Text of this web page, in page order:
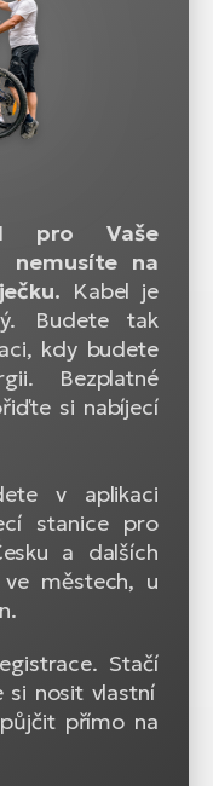
pro Vaše
nemusíte na
Kabel je
Budete tak
kdy budete
Bezplatné
si nabíjecí
v aplikaci
stanice pro
a dalších
městech, u
Stačí
si nosit vlastní
přímo na